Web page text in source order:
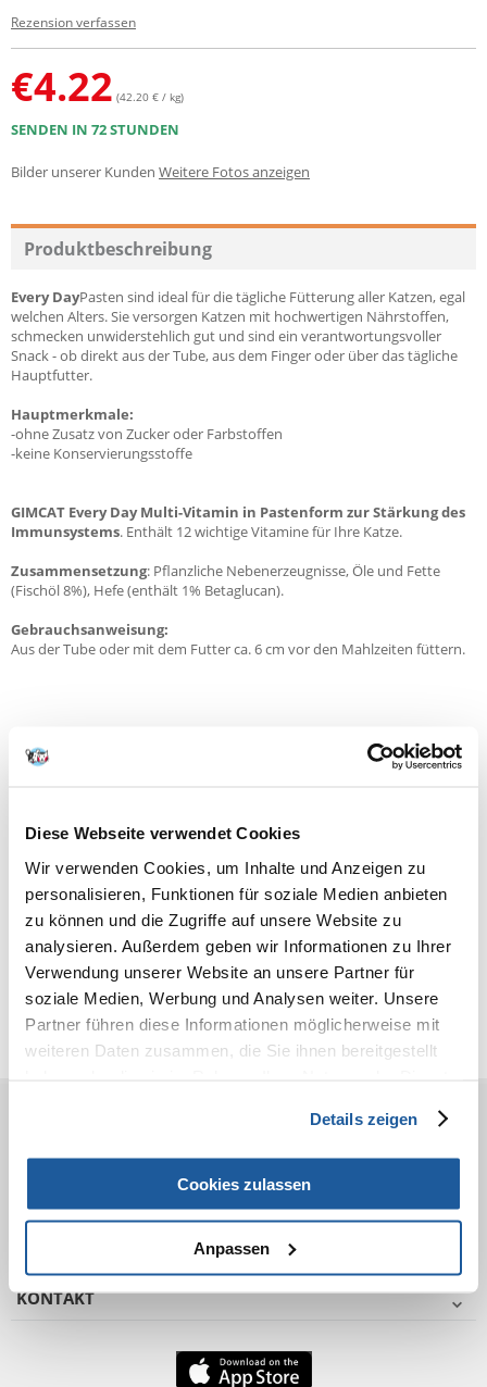
Diese Webseite verwendet Cookies
Wir verwenden Cookies, um Inhalte und Anzeigen zu
personalisieren, Funktionen für soziale Medien anbieten
zu können und die Zugriffe auf unsere Website zu
analysieren. Außerdem geben wir Informationen zu Ihrer
Verwendung unserer Website an unsere Partner für
soziale Medien, Werbung und Analysen weiter. Unsere
Partner führen diese Informationen möglicherweise mit
weiteren Daten zusammen, die Sie ihnen bereitgestellt
Details zeigen
Cookies zulassen
Anpassen
Rezension verfassen
€4.22 (42.20 € / kg)
SENDEN IN 72 STUNDEN
Bilder unserer Kunden Weitere Fotos anzeigen
Produktbeschreibung
Every DayPasten sind ideal für die tägliche Fütterung aller Katzen, egal
welchen Alters. Sie versorgen Katzen mit hochwertigen Nährstoffen,
schmecken unwiderstehlich gut und sind ein verantwortungsvoller
Snack - ob direkt aus der Tube, aus dem Finger oder über das tägliche
Hauptfutter.
Hauptmerkmale:
-ohne Zusatz von Zucker oder Farbstoffen
-keine Konservierungsstoffe
GIMCAT Every Day Multi-Vitamin in Pastenform zur Stärkung des
Immunsystems. Enthält 12 wichtige Vitamine für Ihre Katze.
Zusammensetzung: Pflanzliche Nebenerzeugnisse, Öle und Fette
(Fischöl 8%), Hefe (enthält 1% Betaglucan).
Gebrauchsanweisung:
Aus der Tube oder mit dem Futter ca. 6 cm vor den Mahlzeiten füttern.
NEUE NACHRICHT
Fragen und Antworten (FAQ)
Eigenschaften
Bewertungen
Zusätzliche Fotos
KONTAKT